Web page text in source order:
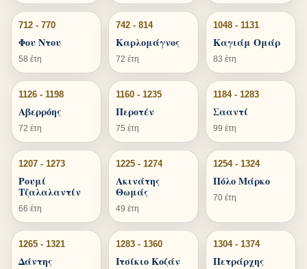
712 - 770
Φου Ντου
58 έτη
742 - 814
Καρλομάγνος
72 έτη
1048 - 1131
Καγιάμ Ομάρ
83 έτη
1126 - 1198
Αβερρόης
72 έτη
1160 - 1235
Περοτέν
75 έτη
1184 - 1283
Σααντί
99 έτη
1207 - 1273
Ρουμί
Τζαλαλαντίν
66 έτη
1225 - 1274
Ακινάτης
Θωμάς
49 έτη
1254 - 1324
Πόλο Μάρκο
70 έτη
1265 - 1321
Δάντης
1283 - 1360
Ιτσίκιο Κοζάν
1304 - 1374
Πετράρχης